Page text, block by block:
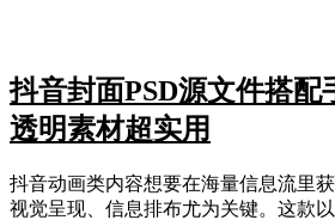
抖音封面PSD源文件搭配
透明素材超实用
抖音动画类内容想要在海量信息流里
视觉呈现、信息排布尤为关键。这款